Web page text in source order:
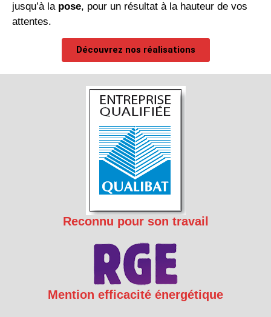
jusqu’à la pose, pour un résultat à la hauteur de vos
attentes.
Découvrez nos réalisations
Reconnu pour son travail
Mention efficacité énergétique